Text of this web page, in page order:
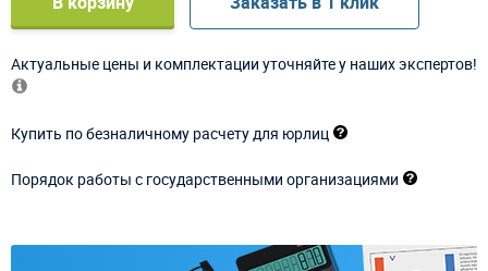
Актуальные цены и комплектации уточняйте у наших экспертов!
Купить по безналичному расчету для юрлиц
Порядок работы с государственными организациями